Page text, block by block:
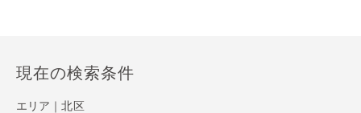
現在の検索条件
エリア｜ 北区